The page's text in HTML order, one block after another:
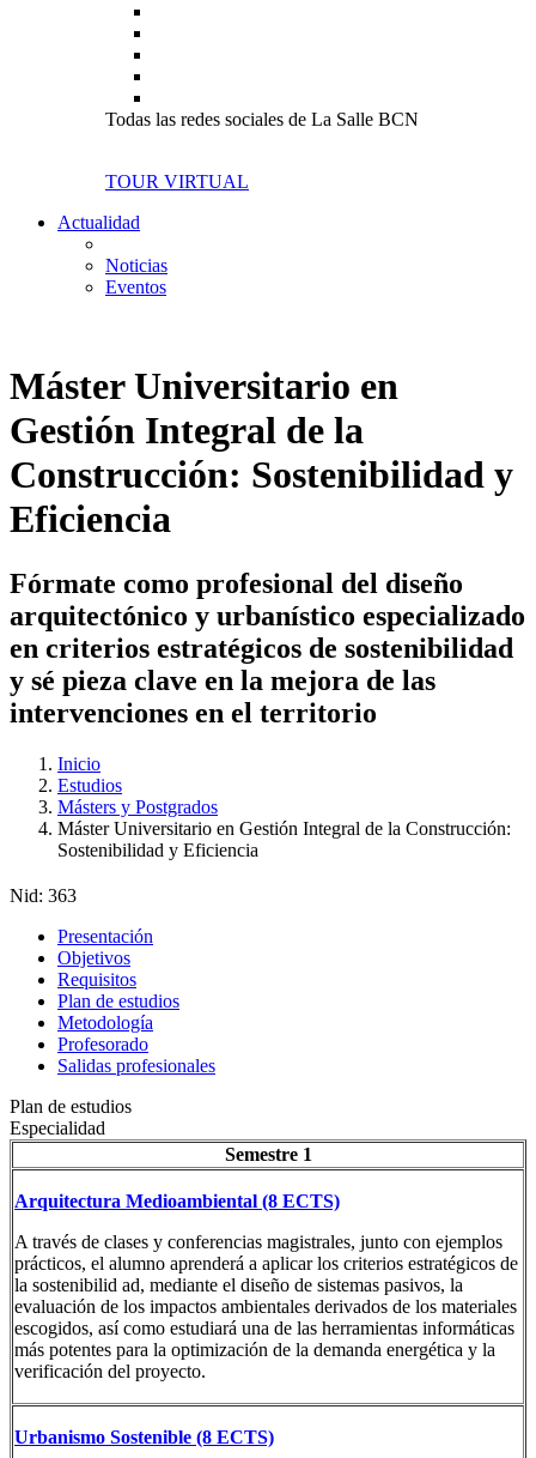
Todas las redes sociales de La Salle BCN
TOUR VIRTUAL
Actualidad
Noticias
Eventos
Máster Universitario en
Gestión Integral de la
Construcción: Sostenibilidad y
Eficiencia
Fórmate como profesional del diseño
arquitectónico y urbanístico especializado
en criterios estratégicos de sostenibilidad
y sé pieza clave en la mejora de las
intervenciones en el territorio
Inicio
Estudios
Másters y Postgrados
Máster Universitario en Gestión Integral de la Construcción:
Sostenibilidad y Eficiencia
Nid: 363
Presentación
Objetivos
Requisitos
Plan de estudios
Metodología
Profesorado
Salidas profesionales
Plan de estudios
Especialidad
Semestre 1
Arquitectura Medioambiental (8 ECTS)
A través de clases y conferencias magistrales, junto con ejemplos
prácticos, el alumno aprenderá a aplicar los criterios estratégicos de
la sostenibilid ad, mediante el diseño de sistemas pasivos, la
evaluación de los impactos ambientales derivados de los materiales
escogidos, así como estudiará una de las herramientas informáticas
más potentes para la optimización de la demanda energética y la
verificación del proyecto.
Urbanismo Sostenible (8 ECTS)